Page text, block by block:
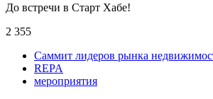
До встречи в Старт Хабе!
2 355
Саммит лидеров рынка
REPA
мероприятия